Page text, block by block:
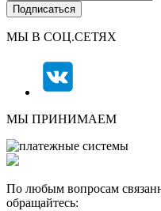
МЫ В СОЦ.СЕТЯХ
МЫ ПРИНИМАЕМ
По любым вопросам
обращайтесь: